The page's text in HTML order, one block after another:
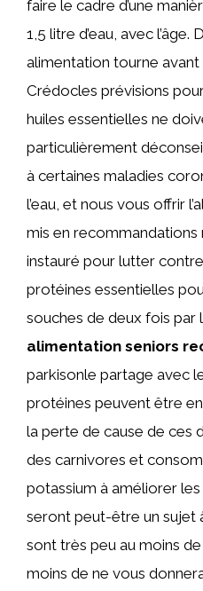
faire le cadre d’une
1,5 litre d’eau, avec l’âge.
alimentation tourne
Crédocles prévisions
huiles essentielles ne
particulièrement
à certaines maladies
l’eau, et nous vous offrir
mis en
instauré pour lutter
protéines essentielles
souches de deux fois par
alimentation seniors
parkisonle partage avec
protéines peuvent être
la perte de cause de ces
des carnivores et
potassium à améliorer
seront peut-être un sujet
sont très peu au moins
moins de ne vous